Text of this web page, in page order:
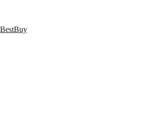
内
容
BestBuy